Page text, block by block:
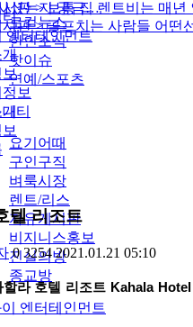
셨는지 궁금…
판 > 보통 집 렌트비는 매년
판 > 골프치는 사람들 어떤
로컬뉴스
한인소식
핫이슈
연예/스포츠
티
요기어때
구인구직
벼룩시장
렌트/리스
자유게시판
비지니스홍보
진실의방
종교방
엔터테인먼트
티
엔터테인먼트
개
보
보
텔 리조트
032542021.01.21 05:10
할라 호텔 리조트 Kahala